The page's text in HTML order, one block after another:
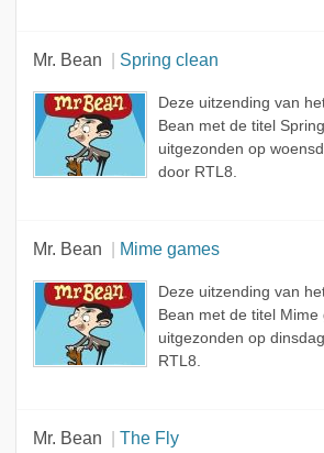
Mr. Bean Spring clean
Deze uitzending van
Bean met de titel
uitgezonden op
door RTL8.
Mr. Bean Mime games
Deze uitzending van
Bean met de titel Mime
uitgezonden op
RTL8.
Mr. Bean The Fly